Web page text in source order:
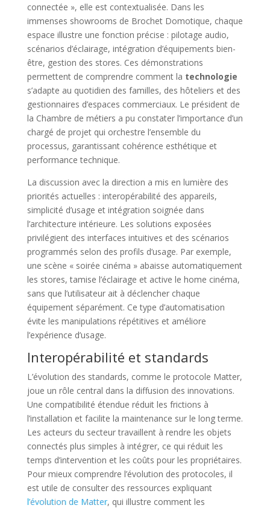
connectée », elle est contextualisée. Dans les
immenses showrooms de Brochet Domotique, chaque
espace illustre une fonction précise : pilotage audio,
scénarios d’éclairage, intégration d’équipements bien-
être, gestion des stores. Ces démonstrations
permettent de comprendre comment la technologie
s’adapte au quotidien des familles, des hôteliers et des
gestionnaires d’espaces commerciaux. Le président de
la Chambre de métiers a pu constater l’importance d’un
chargé de projet qui orchestre l’ensemble du
processus, garantissant cohérence esthétique et
performance technique.
La discussion avec la direction a mis en lumière des
priorités actuelles : interopérabilité des appareils,
simplicité d’usage et intégration soignée dans
l’architecture intérieure. Les solutions exposées
privilégient des interfaces intuitives et des scénarios
programmés selon des profils d’usage. Par exemple,
une scène « soirée cinéma » abaisse automatiquement
les stores, tamise l’éclairage et active le home cinéma,
sans que l’utilisateur ait à déclencher chaque
équipement séparément. Ce type d’automatisation
évite les manipulations répétitives et améliore
l’expérience d’usage.
Interopérabilité et standards
L’évolution des standards, comme le protocole Matter,
joue un rôle central dans la diffusion des innovations.
Une compatibilité étendue réduit les frictions à
l’installation et facilite la maintenance sur le long terme.
Les acteurs du secteur travaillent à rendre les objets
connectés plus simples à intégrer, ce qui réduit les
temps d’intervention et les coûts pour les propriétaires.
Pour mieux comprendre l’évolution des protocoles, il
est utile de consulter des ressources expliquant
l’évolution de Matter, qui illustre comment les